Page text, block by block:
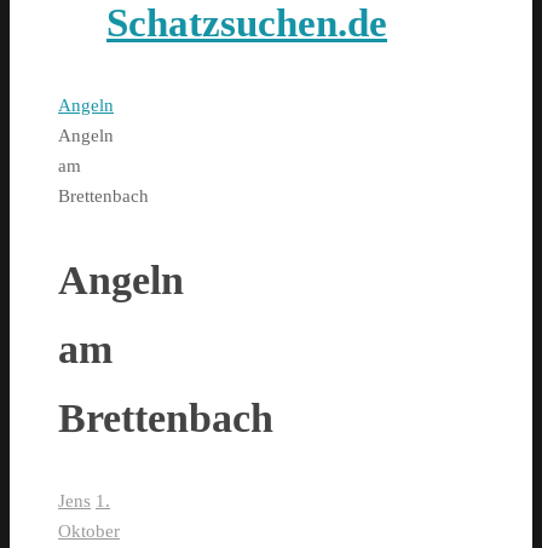
Schatzsuchen.de
Home
Angeln
Angeln
am
Brettenbach
Angeln
am
Brettenbach
Jens 1.
Oktober